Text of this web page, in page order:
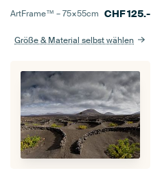
ArtFrame™ –75×55cm CHF125.-
Größe & Material selbst wählen